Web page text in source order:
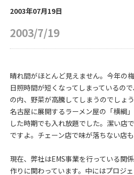
2003年07月19日
2003/7/19
晴れ間がほとんど見えません。今年の
日照時間が短くなってしまっているの
の内、野菜が高騰してしまうのでしょ
名古屋に展開するラーメン屋の「横綱
した時期でも入れ放題でした。潔い店
ですよ。チェーン店で味が落ちない店
現在、弊社はEMS事業を行っている関
作りに関わっています。中にはプロジ